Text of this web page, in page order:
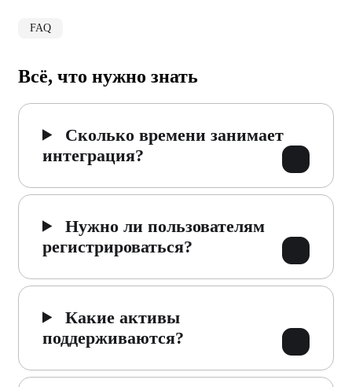
FAQ
Всё, что нужно знать
Сколько времени занимает
интеграция?
Нужно ли пользователям
регистрироваться?
Какие активы
поддерживаются?